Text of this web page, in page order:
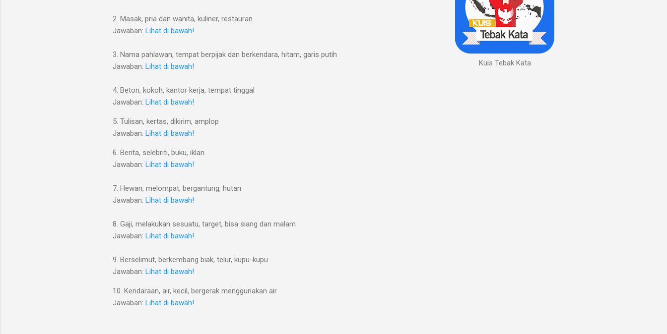
Kuis Tebak Kata
2. Masak, pria dan wanita, kuliner, restauran
Jawaban: Lihat di bawah!
3. Nama pahlawan, tempat berpijak dan berkendara, hitam, garis putih
Jawaban: Lihat di bawah!
4. Beton, kokoh, kantor kerja, tempat tinggal
Jawaban: Lihat di bawah!
5. Tulisan, kertas, dikirim, amplop
Jawaban: Lihat di bawah!
6. Berita, selebriti, buku, iklan
Jawaban: Lihat di bawah!
7. Hewan, melompat, bergantung, hutan
Jawaban: Lihat di bawah!
8. Gaji, melakukan sesuatu, target, bisa siang dan malam
Jawaban: Lihat di bawah!
9. Berselimut, berkembang biak, telur, kupu-kupu
Jawaban: Lihat di bawah!
10. Kendaraan, air, kecil, bergerak menggunakan air
Jawaban: Lihat di bawah!